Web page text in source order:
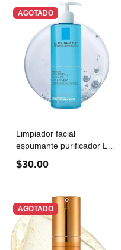
AGOTADO
Limpiador facial
espumante purificador La
$30.00
AGOTADO